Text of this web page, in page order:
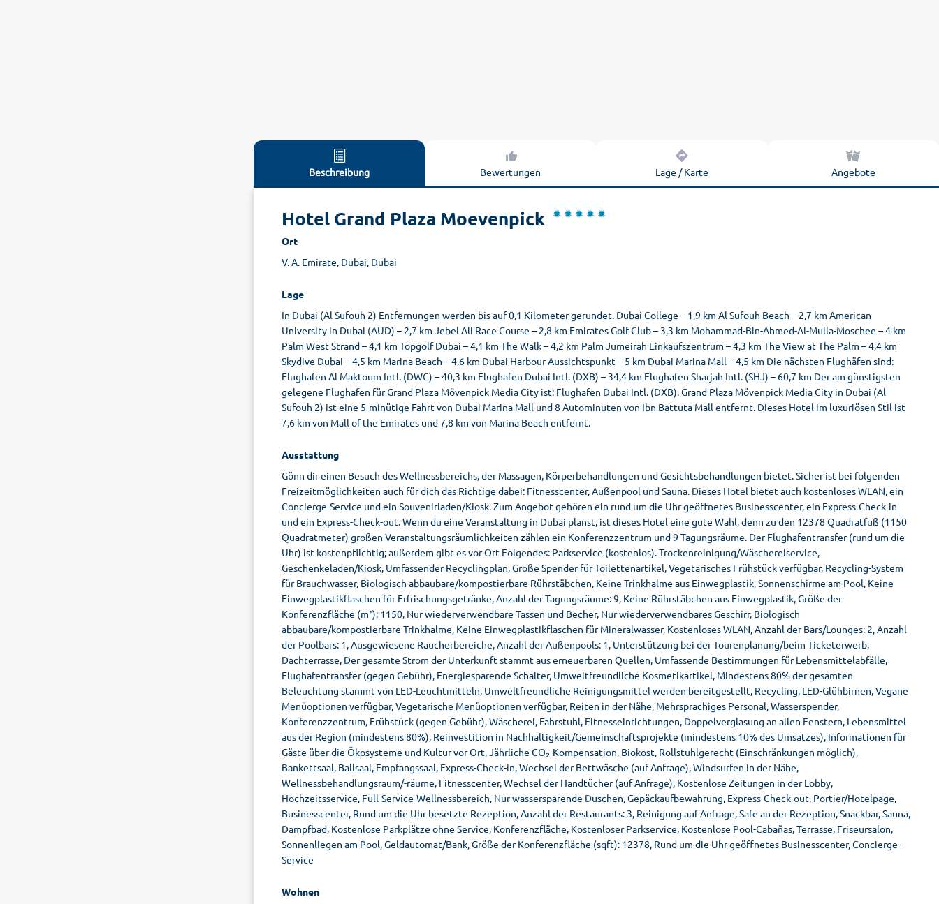
Beschreibung Bewertungen Lage / Karte Angebote
Hotel Grand Plaza Moevenpick
Ort
V. A. Emirate, Dubai, Dubai
Lage
In Dubai (Al Sufouh 2) Entfernungen werden bis auf 0,1 Kilometer gerundet. Dubai College – 1,9 km Al Sufouh Beach – 2,7 km American
University in Dubai (AUD) – 2,7 km Jebel Ali Race Course – 2,8 km Emirates Golf Club – 3,3 km Mohammad-Bin-Ahmed-Al-Mulla-Moschee – 4 km
Palm West Strand – 4,1 km Topgolf Dubai – 4,1 km The Walk – 4,2 km Palm Jumeirah Einkaufszentrum – 4,3 km The View at The Palm – 4,4 km
Skydive Dubai – 4,5 km Marina Beach – 4,6 km Dubai Harbour Aussichtspunkt – 5 km Dubai Marina Mall – 4,5 km Die nächsten Flughäfen sind:
Flughafen Al Maktoum Intl. (DWC) – 40,3 km Flughafen Dubai Intl. (DXB) – 34,4 km Flughafen Sharjah Intl. (SHJ) – 60,7 km Der am günstigsten
gelegene Flughafen für Grand Plaza Mövenpick Media City ist: Flughafen Dubai Intl. (DXB). Grand Plaza Mövenpick Media City in Dubai (Al
Sufouh 2) ist eine 5-minütige Fahrt von Dubai Marina Mall und 8 Autominuten von Ibn Battuta Mall entfernt. Dieses Hotel im luxuriösen Stil ist
7,6 km von Mall of the Emirates und 7,8 km von Marina Beach entfernt.
Ausstattung
Gönn dir einen Besuch des Wellnessbereichs, der Massagen, Körperbehandlungen und Gesichtsbehandlungen bietet. Sicher ist bei folgenden
Freizeitmöglichkeiten auch für dich das Richtige dabei: Fitnesscenter, Außenpool und Sauna. Dieses Hotel bietet auch kostenloses WLAN, ein
Concierge-Service und ein Souvenirladen/Kiosk. Zum Angebot gehören ein rund um die Uhr geöffnetes Businesscenter, ein Express-Check-in
und ein Express-Check-out. Wenn du eine Veranstaltung in Dubai planst, ist dieses Hotel eine gute Wahl, denn zu den 12378 Quadratfuß (1150
Quadratmeter) großen Veranstaltungsräumlichkeiten zählen ein Konferenzzentrum und 9 Tagungsräume. Der Flughafentransfer (rund um die
Uhr) ist kostenpflichtig; außerdem gibt es vor Ort Folgendes: Parkservice (kostenlos). Trockenreinigung/Wäschereiservice,
Geschenkeladen/Kiosk, Umfassender Recyclingplan, Große Spender für Toilettenartikel, Vegetarisches Frühstück verfügbar, Recycling-System
für Brauchwasser, Biologisch abbaubare/kompostierbare Rührstäbchen, Keine Trinkhalme aus Einwegplastik, Sonnenschirme am Pool, Keine
Einwegplastikflaschen für Erfrischungsgetränke, Anzahl der Tagungsräume: 9, Keine Rührstäbchen aus Einwegplastik, Größe der
Konferenzfläche (m²): 1150, Nur wiederverwendbare Tassen und Becher, Nur wiederverwendbares Geschirr, Biologisch
abbaubare/kompostierbare Trinkhalme, Keine Einwegplastikflaschen für Mineralwasser, Kostenloses WLAN, Anzahl der Bars/Lounges: 2, Anzahl
der Poolbars: 1, Ausgewiesene Raucherbereiche, Anzahl der Außenpools: 1, Unterstützung bei der Tourenplanung/beim Ticketerwerb,
Dachterrasse, Der gesamte Strom der Unterkunft stammt aus erneuerbaren Quellen, Umfassende Bestimmungen für Lebensmittelabfälle,
Flughafentransfer (gegen Gebühr), Energiesparende Schalter, Umweltfreundliche Kosmetikartikel, Mindestens 80% der gesamten
Beleuchtung stammt von LED-Leuchtmitteln, Umweltfreundliche Reinigungsmittel werden bereitgestellt, Recycling, LED-Glühbirnen, Vegane
Menüoptionen verfügbar, Vegetarische Menüoptionen verfügbar, Reiten in der Nähe, Mehrsprachiges Personal, Wasserspender,
Konferenzzentrum, Frühstück (gegen Gebühr), Wäscherei, Fahrstuhl, Fitnesseinrichtungen, Doppelverglasung an allen Fenstern, Lebensmittel
aus der Region (mindestens 80%), Reinvestition in Nachhaltigkeit/Gemeinschaftsprojekte (mindestens 10% des Umsatzes), Informationen für
Gäste über die Ökosysteme und Kultur vor Ort, Jährliche CO₂-Kompensation, Biokost, Rollstuhlgerecht (Einschränkungen möglich),
Bankettsaal, Ballsaal, Empfangssaal, Express-Check-in, Wechsel der Bettwäsche (auf Anfrage), Windsurfen in der Nähe,
Wellnessbehandlungsraum/-räume, Fitnesscenter, Wechsel der Handtücher (auf Anfrage), Kostenlose Zeitungen in der Lobby,
Hochzeitsservice, Full-Service-Wellnessbereich, Nur wassersparende Duschen, Gepäckaufbewahrung, Express-Check-out, Portier/Hotelpage,
Businesscenter, Rund um die Uhr besetzte Rezeption, Anzahl der Restaurants: 3, Reinigung auf Anfrage, Safe an der Rezeption, Snackbar, Sauna,
Dampfbad, Kostenlose Parkplätze ohne Service, Konferenzfläche, Kostenloser Parkservice, Kostenlose Pool-Cabañas, Terrasse, Friseursalon,
Sonnenliegen am Pool, Geldautomat/Bank, Größe der Konferenzfläche (sqft): 12378, Rund um die Uhr geöffnetes Businesscenter, Concierge-
Service
Wohnen